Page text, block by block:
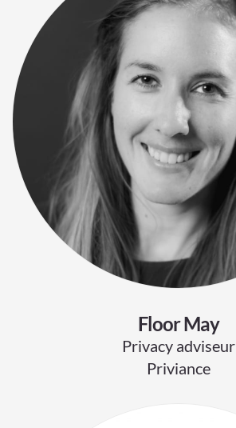
Floor May
Privacy adviseur
Priviance